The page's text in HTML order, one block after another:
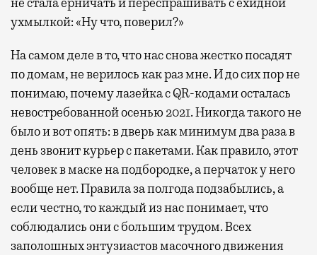
ухмылкой: «Ну что, поверил?»
На самом деле в то, что нас снова жестко посадят
по домам, не верилось как раз мне. И до сих пор не
понимаю, почему лазейка с QR-кодами осталась
невостребованной осенью 2021. Никогда такого не
было и вот опять: в дверь как минимум два раза в
день звонит курьер с пакетами. Как правило, этот
человек в маске на подбородке, а перчаток у него
вообще нет. Правила за полгода подзабылись, а
если честно, то каждый из нас понимает, что
соблюдались они с большим трудом. Всех
заполошных энтузиастов масочного движения